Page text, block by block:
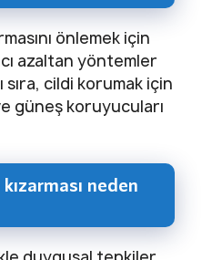
önlemek için
azaltan yöntemler
sıra, cildi korumak için
güneş koruyucuları
neden